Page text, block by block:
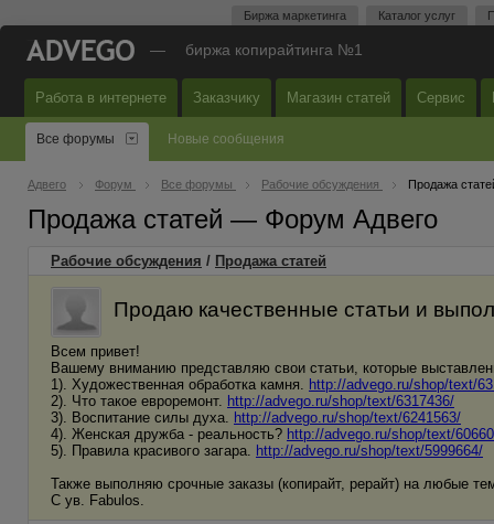
Биржа маркетинга Каталог услуг
— биржа копирайтинга №1
Работа в интернете Заказчику Магазин статей Сервис
Все форумы Новые сообщения
Адвего Форум Все форумы Рабочие обсуждения Продажа
Продажа статей — Форум Адвего
Рабочие обсуждения / Продажа статей
Продаю качественные статьи и
Всем привет!
Вашему вниманию представляю свои статьи, которые
1). Художественная обработка камня. http://advego.ru/shop/text/
2). Что такое евроремонт. http://advego.ru/shop/text/6317436/
3). Воспитание силы духа. http://advego.ru/shop/text/6241563/
4). Женская дружба - реальность? http://advego.ru/shop/text/
5). Правила красивого загара. http://advego.ru/shop/text/5999664/
Также выполняю срочные заказы (копирайт, рерайт) на любые
С ув. Fabulos.